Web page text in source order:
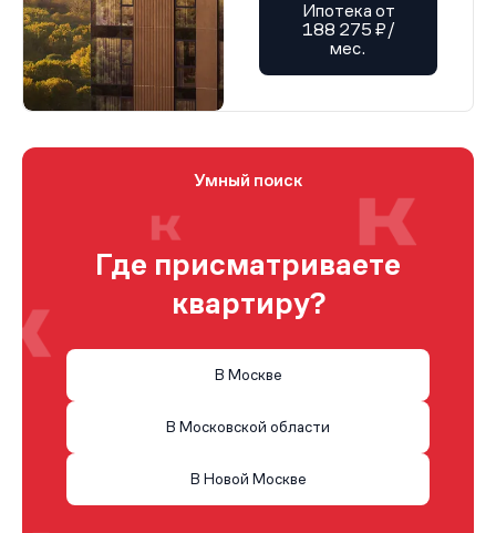
Ипотека от
188 275 ₽/
мес.
Умный поиск
Где присматриваете
квартиру?
В Москве
В Московской области
В Новой Москве